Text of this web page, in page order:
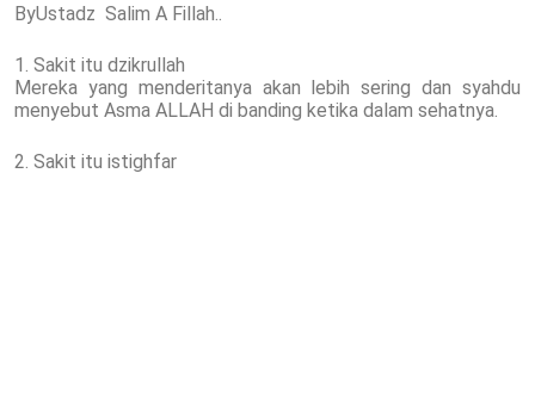
ByUstadz Salim A Fillah..
1. Sakit itu dzikrullah
Mereka yang menderitanya akan lebih sering dan syahdu
menyebut Asma ALLAH di banding ketika dalam sehatnya.
2. Sakit itu istighfar